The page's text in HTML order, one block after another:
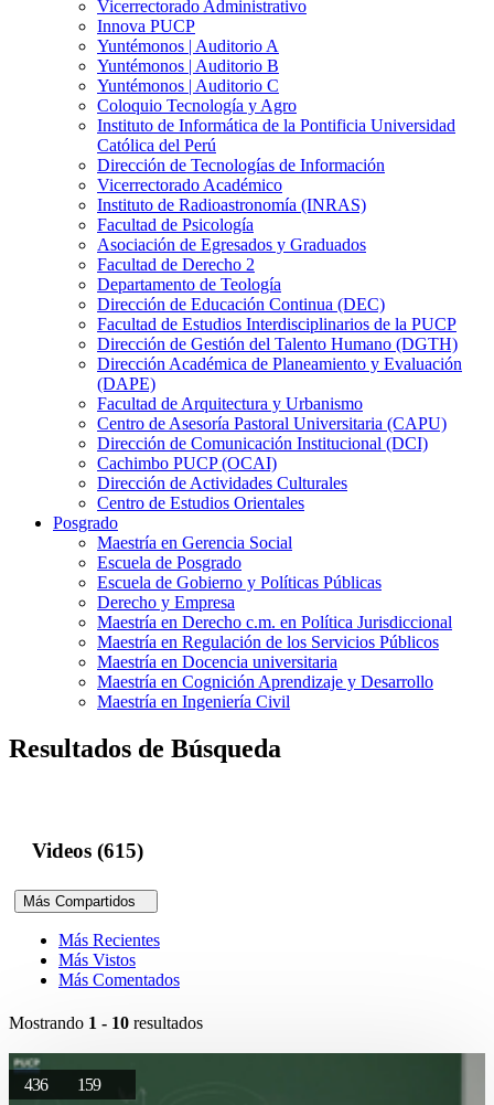
Vicerrectorado Administrativo
Innova PUCP
Yuntémonos | Auditorio A
Yuntémonos | Auditorio B
Yuntémonos | Auditorio C
Coloquio Tecnología y Agro
Instituto de Informática de la Pontificia Universidad
Católica del Perú
Dirección de Tecnologías de Información
Vicerrectorado Académico
Instituto de Radioastronomía (INRAS)
Facultad de Psicología
Asociación de Egresados y Graduados
Facultad de Derecho 2
Departamento de Teología
Dirección de Educación Continua (DEC)
Facultad de Estudios Interdisciplinarios de la PUCP
Dirección de Gestión del Talento Humano (DGTH)
Dirección Académica de Planeamiento y Evaluación
(DAPE)
Facultad de Arquitectura y Urbanismo
Centro de Asesoría Pastoral Universitaria (CAPU)
Dirección de Comunicación Institucional (DCI)
Cachimbo PUCP (OCAI)
Dirección de Actividades Culturales
Centro de Estudios Orientales
Posgrado
Maestría en Gerencia Social
Escuela de Posgrado
Escuela de Gobierno y Políticas Públicas
Derecho y Empresa
Maestría en Derecho c.m. en Política Jurisdiccional
Maestría en Regulación de los Servicios Públicos
Maestría en Docencia universitaria
Maestría en Cognición Aprendizaje y Desarrollo
Maestría en Ingeniería Civil
Resultados de Búsqueda
Videos (615)
Más Compartidos
Más Recientes
Más Vistos
Más Comentados
Mostrando 1 - 10 resultados
436 159